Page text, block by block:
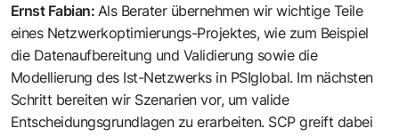
Ernst Fabian: Als Berater übernehmen wir wichtige Teile
eines Netzwerkoptimierungs-Projektes, wie zum Beispiel
die Datenaufbereitung und Validierung sowie die
Modellierung des Ist-Netzwerks in PSIglobal. Im nächsten
Schritt bereiten wir Szenarien vor, um valide
Entscheidungsgrundlagen zu erarbeiten. SCP greift dabei